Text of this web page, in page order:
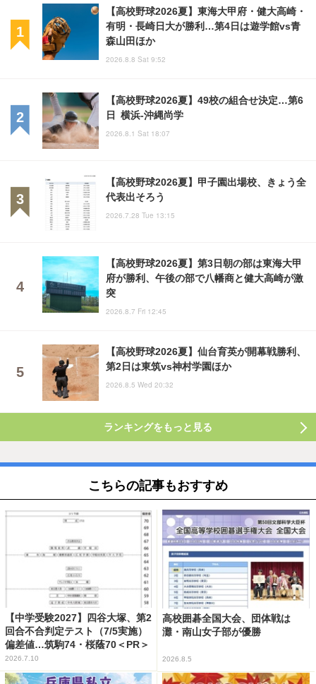
【高校野球2026夏】東海大甲府・健大高崎・
有明・長崎日大が勝利…第4日は遊学館vs青
森山田ほか
2026.8.8 Sat 9:52
【高校野球2026夏】49校の組合せ決定…第6
日 横浜-沖縄尚学
2026.8.1 Sat 18:07
【高校野球2026夏】甲子園出場校、きょう全
代表出そろう
2026.7.28 Tue 13:15
【高校野球2026夏】第3日朝の部は東海大甲
府が勝利、午後の部で八幡商と健大高崎が激
突
2026.8.7 Fri 12:45
【高校野球2026夏】仙台育英が開幕戦勝利、
第2日は東筑vs神村学園ほか
2026.8.5 Wed 20:32
ランキングをもっと見る
こちらの記事もおすすめ
【中学受験2027】四谷大塚、第2
回合不合判定テスト（7/5実施）
偏差値…筑駒74・桜蔭70＜PR＞
2026.7.10
高校囲碁全国大会、団体戦は
灘・南山女子部が優勝
2026.8.5